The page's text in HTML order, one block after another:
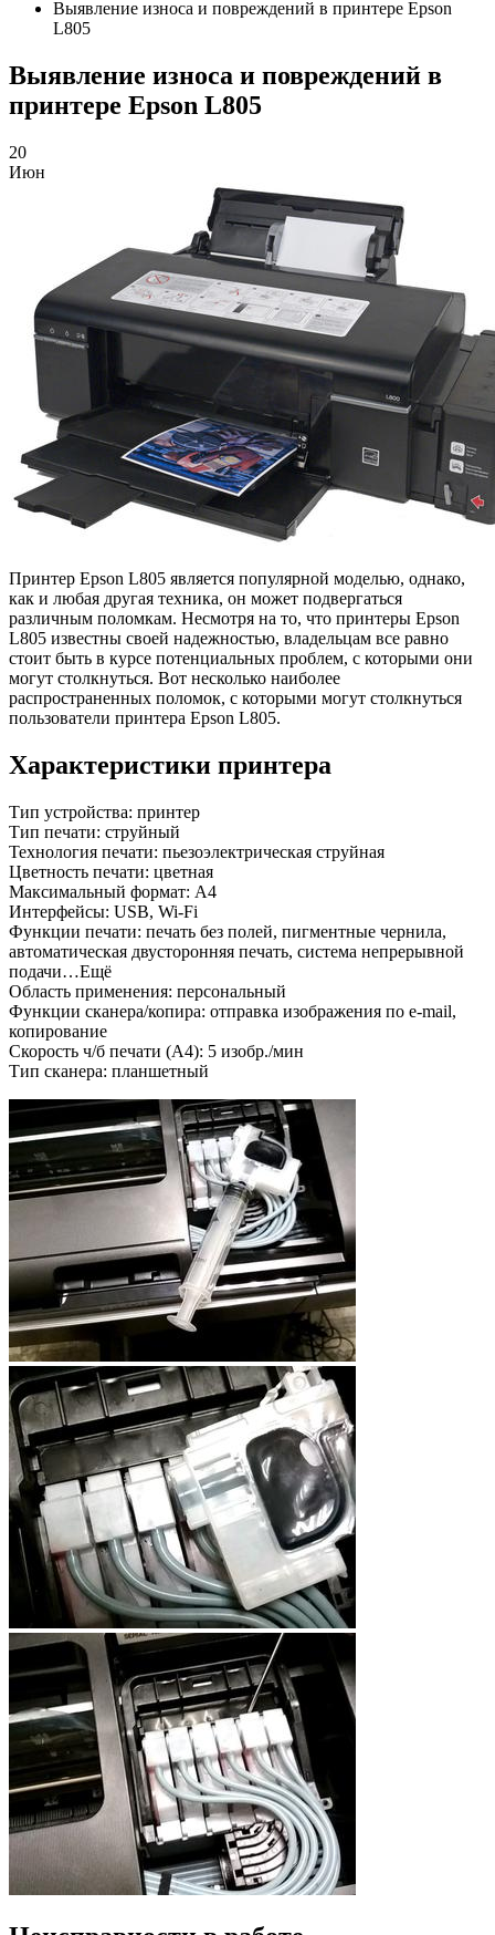
Выявление износа и повреждений в принтере Epson
L805
Выявление износа и повреждений в
принтере Epson L805
20
Июн
Принтер Epson L805 является популярной моделью, однако,
как и любая другая техника, он может подвергаться
различным поломкам. Несмотря на то, что принтеры Epson
L805 известны своей надежностью, владельцам все равно
стоит быть в курсе потенциальных проблем, с которыми они
могут столкнуться. Вот несколько наиболее
распространенных поломок, с которыми могут столкнуться
пользователи принтера Epson L805.
Характеристики принтера
Тип устройства: принтер
Тип печати: струйный
Технология печати: пьезоэлектрическая струйная
Цветность печати: цветная
Максимальный формат: A4
Интерфейсы: USB, Wi-Fi
Функции печати: печать без полей, пигментные чернила,
автоматическая двусторонняя печать, система непрерывной
подачи…Ещё
Область применения: персональный
Функции сканера/копира: отправка изображения по e-mail,
копирование
Скорость ч/б печати (A4): 5 изобр./мин
Тип сканера: планшетный